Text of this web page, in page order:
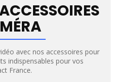
avec nos accessoires pour
indispensables pour vos
France.